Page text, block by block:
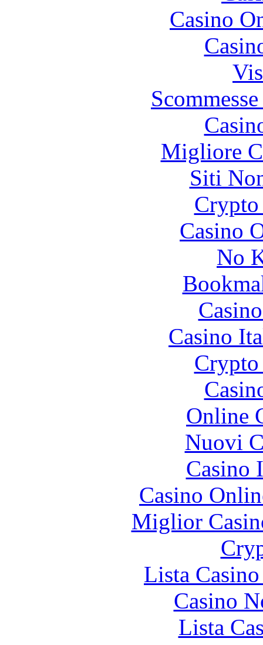
Casino
Migliore
Siti
Casino
No
Casino
Online
Nuovi
Casino
Casino
Miglior
Lista
Casino
Lista